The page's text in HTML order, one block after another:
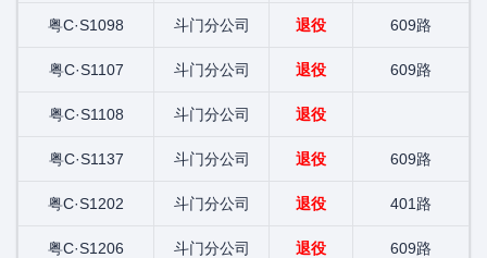
粤C·S1098 斗门分公司 退役 609路
粤C·S1107 斗门分公司 退役 609路
粤C·S1108 斗门分公司 退役
粤C·S1137 斗门分公司 退役 609路
粤C·S1202 斗门分公司 退役 401路
粤C·S1206 斗门分公司 退役 609路